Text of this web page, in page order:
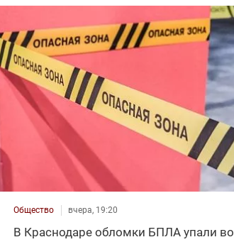
Общество вчера, 19:20
В Краснодаре обломки БПЛА упали во